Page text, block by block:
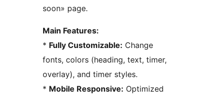
soon» page.
Main Features:
* Fully Customizable: Change
fonts, colors (heading, text, timer,
overlay), and timer styles.
* Mobile Responsive: Optimized